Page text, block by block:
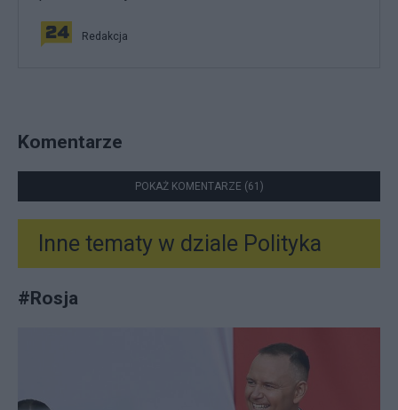
Redakcja
Komentarze
POKAŻ KOMENTARZE (61)
Inne tematy w dziale Polityka
#Rosja